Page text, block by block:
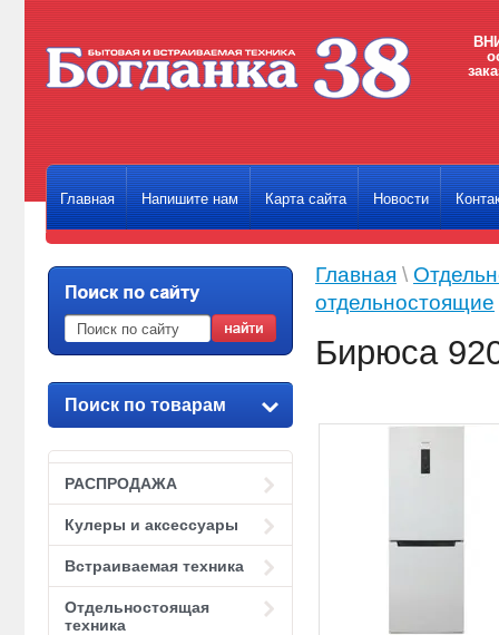
Главная Напишите нам Карта сайта Новости
Поиск по товарам
РАСПРОДАЖА
Кулеры и аксессуары
Встраиваемая техника
Отдельностоящая
техника
Главная \
отдельностоящие
Бирюса